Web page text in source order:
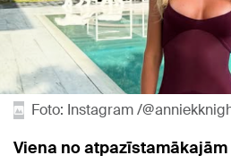
Foto: Instagram /
Viena no